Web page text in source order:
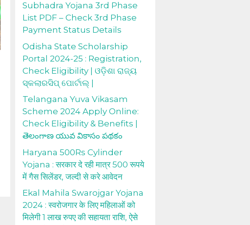
Subhadra Yojana 3rd Phase
List PDF – Check 3rd Phase
Payment Status Details
Odisha State Scholarship
Portal 2024-25 : Registration,
Check Eligibility | ଓଡ଼ିଶା ରାଜ୍ୟ
ସ୍କଲାରସିପ୍ ପୋର୍ଟାଲ୍ |
Telangana Yuva Vikasam
Scheme 2024 Apply Online:
Check Eligibility & Benefits |
తెలంగాణ యువ వికాసం పథకం
Haryana 500Rs Cylinder
Yojana : सरकार दे रही मात्र 500 रूपये
में गैस सिलेंडर, जल्दी से करे आवेदन
Ekal Mahila Swarojgar Yojana
2024 : स्वरोजगार के लिए महिलाओं को
मिलेगी 1 लाख रुपए की सहायता राशि, ऐसे